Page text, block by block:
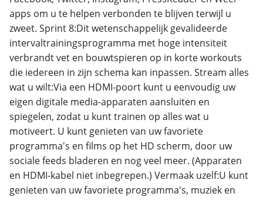
apps om u te helpen verbonden te blijven terwijl u
zweet. Sprint 8:Dit wetenschappelijk gevalideerde
intervaltrainingsprogramma met hoge intensiteit
verbrandt vet en bouwtspieren op in korte workouts
die iedereen in zijn schema kan inpassen. Stream alles
wat u wilt:Via een HDMI-poort kunt u eenvoudig uw
eigen digitale media-apparaten aansluiten en
spiegelen, zodat u kunt trainen op alles wat u
motiveert. U kunt genieten van uw favoriete
programma's en films op het HD scherm, door uw
sociale feeds bladeren en nog veel meer. (Apparaten
en HDMI-kabel niet inbegrepen.) Vermaak uzelf:U kunt
genieten van uw favoriete programma's, muziek en